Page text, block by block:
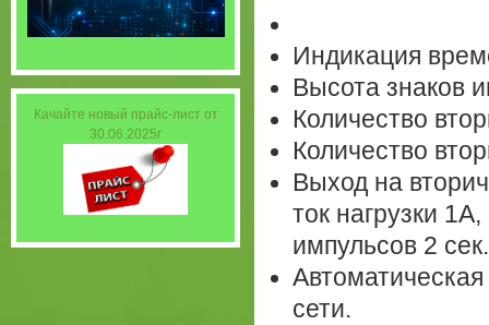
Индикация
Высота знаков
Количество
Количество
Выход на
ток нагрузки
импульсов 2 сек.
сети.
Качайте новый прайс-лист от
30.06.2025г